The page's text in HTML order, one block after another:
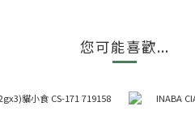
您可能喜歡...